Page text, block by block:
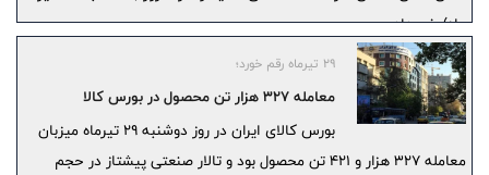
ماه) خبر داد.
۲۹ تیرماه رقم خورد؛
معامله ۳۲۷ هزار تن محصول در بورس کالا
بورس کالای ایران در روز دوشنبه ۲۹ تیرماه میزبان
معامله ۳۲۷ هزار و ۴۲۱ تن محصول بود و تالار صنعتی پیشتاز در حجم